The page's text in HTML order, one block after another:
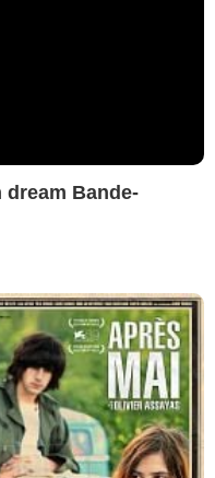
dream Bande-